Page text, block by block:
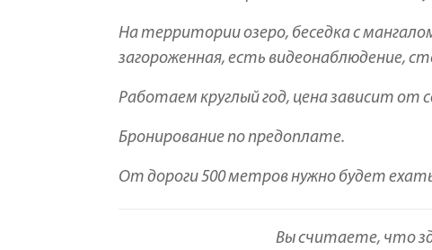
На территории озеро, беседка с
загороженная, есть видеонаблюдение,
Работаем круглый год, цена зависит от
Бронирование по предоплате.
От дороги 500 метров нужно будет
Вы считаете, что